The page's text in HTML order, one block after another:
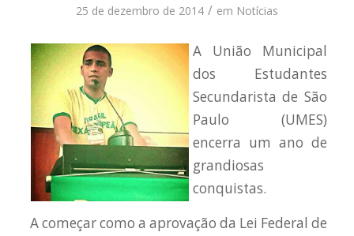
25 de dezembro de 2014 / em Notícias
A União Municipal
dos Estudantes
Secundarista de São
Paulo (UMES)
encerra um ano de
grandiosas
conquistas.
A começar como a aprovação da Lei Federal de